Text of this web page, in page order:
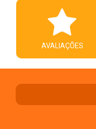
AVALIAÇÕES